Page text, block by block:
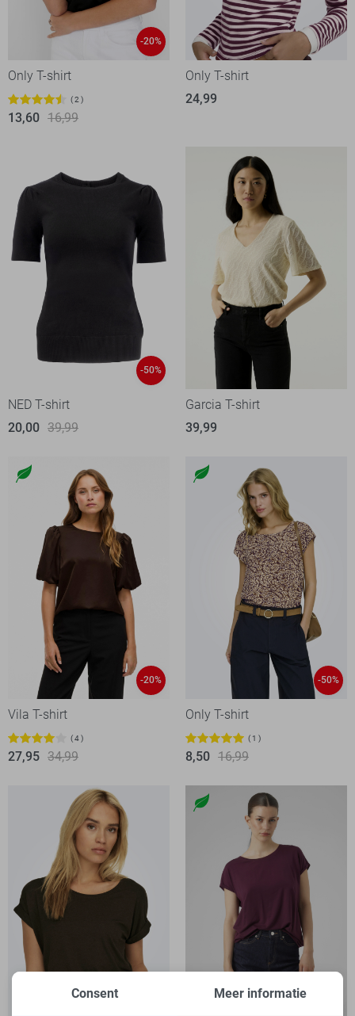
-20%
Only T-shirt
2
13,60 16,99
Only T-shirt
24,99
-50%
NED T-shirt
20,00 39,99
Garcia T-shirt
39,99
-20%
Vila T-shirt
4
27,95 34,99
-50%
Only T-shirt
1
8,50 16,99
Consent Meer informatie